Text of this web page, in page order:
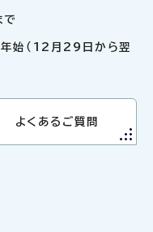
で
年始（12月29日から翌
よくあるご質問